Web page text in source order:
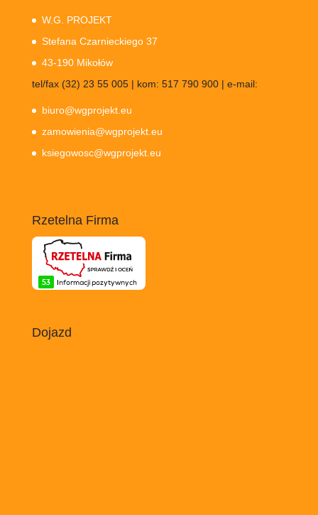
W.G. PROJEKT
Stefana Czarnieckiego 37
43-190 Mikołów
tel/fax (32) 23 55 005 | kom: 517 790 900 | e-mail:
biuro@wgprojekt.eu
zamowienia@wgprojekt.eu
ksiegowosc@wgprojekt.eu
Rzetelna Firma
Dojazd